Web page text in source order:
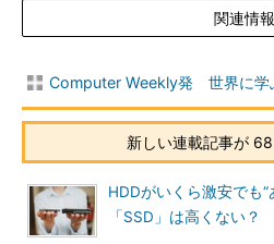
関連情報
Computer Weekly発 世界に学
新しい連載記事が
HDDがいくら激安でも“
「SSD」は高くない？